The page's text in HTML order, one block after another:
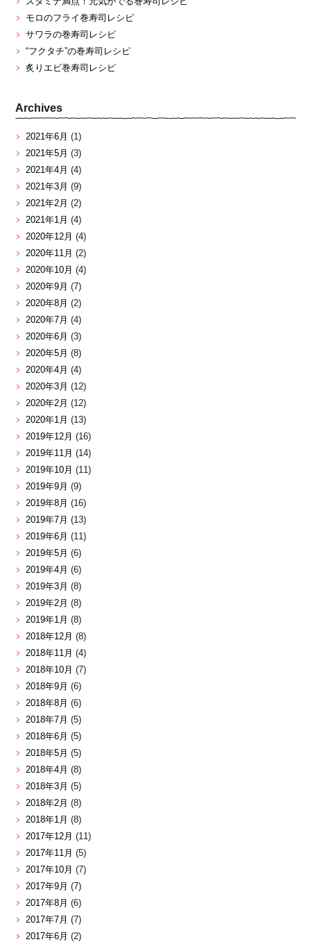
モロのフライ巻寿司レシピ
サワラの巻寿司レシピ
“フクタチ”の巻寿司レシピ
炙りエビ巻寿司レシピ
Archives
2021年6月 (1)
2021年5月 (3)
2021年4月 (4)
2021年3月 (9)
2021年2月 (2)
2021年1月 (4)
2020年12月 (4)
2020年11月 (2)
2020年10月 (4)
2020年9月 (7)
2020年8月 (2)
2020年7月 (4)
2020年6月 (3)
2020年5月 (8)
2020年4月 (4)
2020年3月 (12)
2020年2月 (12)
2020年1月 (13)
2019年12月 (16)
2019年11月 (14)
2019年10月 (11)
2019年9月 (9)
2019年8月 (16)
2019年7月 (13)
2019年6月 (11)
2019年5月 (6)
2019年4月 (6)
2019年3月 (8)
2019年2月 (8)
2019年1月 (8)
2018年12月 (8)
2018年11月 (4)
2018年10月 (7)
2018年9月 (6)
2018年8月 (6)
2018年7月 (5)
2018年6月 (5)
2018年5月 (5)
2018年4月 (8)
2018年3月 (5)
2018年2月 (8)
2018年1月 (8)
2017年12月 (11)
2017年11月 (5)
2017年10月 (7)
2017年9月 (7)
2017年8月 (6)
2017年7月 (7)
2017年6月 (2)